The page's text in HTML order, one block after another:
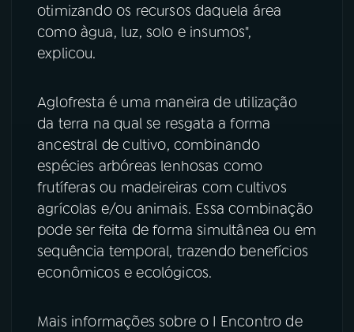
otimizando os recursos daquela área
como àgua, luz, solo e insumos",
explicou.
Aglofresta é uma maneira de utilização
da terra na qual se resgata a forma
ancestral de cultivo, combinando
espécies arbóreas lenhosas como
frutíferas ou madeireiras com cultivos
agrícolas e/ou animais. Essa combinação
pode ser feita de forma simultânea ou em
sequência temporal, trazendo benefícios
econômicos e ecológicos.
Mais informações sobre o I Encontro de